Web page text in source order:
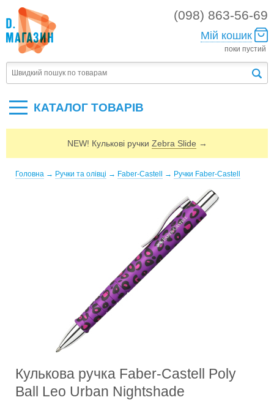
(098) 863-56-69
Мій кошик
поки пустий
КАТАЛОГ ТОВАРIВ
NEW! Кулькові ручки Zebra Slide →
Головна → Ручки та олівці → Faber-Castell → Ручки Faber-Castell
Кулькова ручка Faber-Castell Poly
Ball Leo Urban Nightshade